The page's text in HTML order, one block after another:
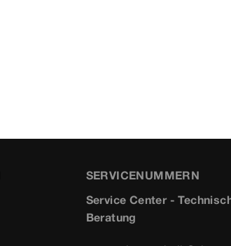
SERVICENUMMERN
Service Center -
Beratung